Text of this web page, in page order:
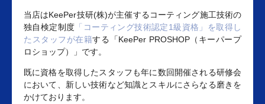
当店はKeePer技研(株)が主催するコーティング施工技術の
独自検定制度 「コーティング技術認定1級資格」を取得し
たスタッフが在籍する「KeePer PROSHOP（キーパープ
ロショップ）」です。
既に資格を取得したスタッフも年に数回開催される研修会
において、新しい技術など知識とスキルにさらなる磨きを
かけております。